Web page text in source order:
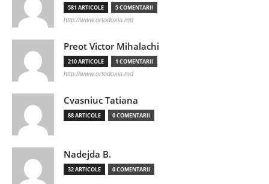
581 ARTICOLE 5 COMENTARII
http://www.ortodoxia.md
Preot Victor Mihalachi
210 ARTICOLE 1 COMENTARII
http://www.ortodoxia.md
Cvasniuc Tatiana
88 ARTICOLE 0 COMENTARII
Nadejda B.
32 ARTICOLE 0 COMENTARII